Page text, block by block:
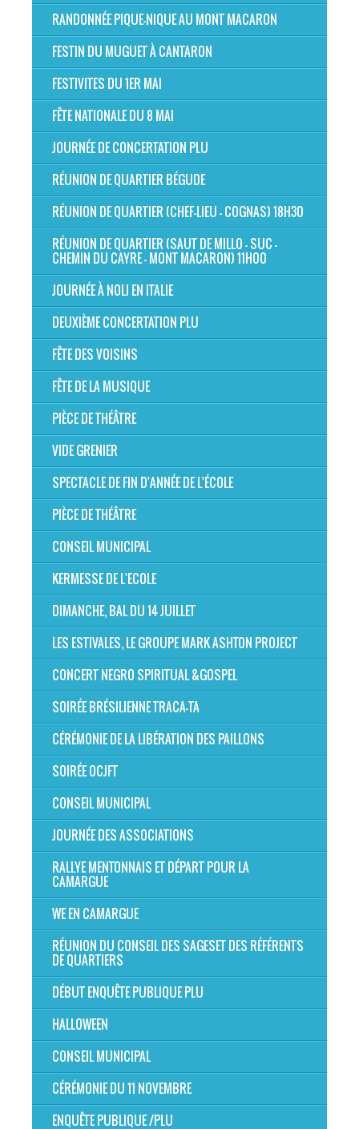
RANDONNÉE PIQUE-NIQUE AU MONT MACARON
FESTIN DU MUGUET À CANTARON
FESTIVITES DU 1ER MAI
FÊTE NATIONALE DU 8 MAI
JOURNÉE DE CONCERTATION PLU
RÉUNION DE QUARTIER BÉGUDE
RÉUNION DE QUARTIER (CHEF-LIEU - COGNAS) 18H30
RÉUNION DE QUARTIER (SAUT DE MILLO - SUC -
CHEMIN DU CAYRE - MONT MACARON) 11H00
JOURNÉE À NOLI EN ITALIE
DEUXIÈME CONCERTATION PLU
FÊTE DES VOISINS
FÊTE DE LA MUSIQUE
PIÈCE DE THÉÂTRE
VIDE GRENIER
SPECTACLE DE FIN D'ANNÉE DE L'ÉCOLE
PIÈCE DE THÉÂTRE
CONSEIL MUNICIPAL
KERMESSE DE L'ECOLE
DIMANCHE, BAL DU 14 JUILLET
LES ESTIVALES, LE GROUPE MARK ASHTON PROJECT
CONCERT NEGRO SPIRITUAL &GOSPEL
SOIRÉE BRÉSILIENNE TRACA-TA
CÉRÉMONIE DE LA LIBÉRATION DES PAILLONS
SOIRÉE OCJFT
CONSEIL MUNICIPAL
JOURNÉE DES ASSOCIATIONS
RALLYE MENTONNAIS ET DÉPART POUR LA
CAMARGUE
WE EN CAMARGUE
RÉUNION DU CONSEIL DES SAGESET DES RÉFÉRENTS
DE QUARTIERS
DÉBUT ENQUÊTE PUBLIQUE PLU
HALLOWEEN
CONSEIL MUNICIPAL
CÉRÉMONIE DU 11 NOVEMBRE
ENQUÊTE PUBLIQUE /PLU